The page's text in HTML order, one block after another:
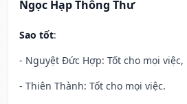
Ngọc Hạp Thông Thư
Sao tốt:
- Nguyệt Đức Hợp: Tốt cho mọi
- Thiên Thành: Tốt cho mọi việc.